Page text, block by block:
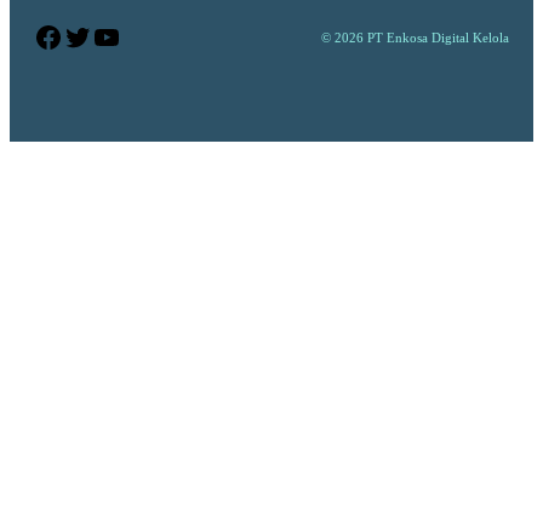
Facebook
Twitter
YouTube © 2026 PT Enkosa Digital Kelola